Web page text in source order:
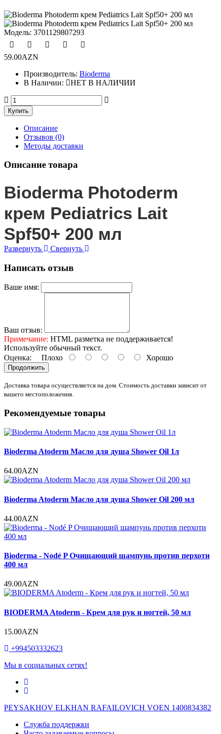
Модель: 3701129807293
59.00AZN
Производитель: Bioderma
В Наличии:
НЕТ В НАЛИЧИИ
Описание
Отзывов (0)
Методы доставки
Описание товара
Bioderma Photoderm
крем Pediatrics Lait
Spf50+ 200 мл
Развернуть Свернуть
Написать отзыв
Ваше имя:
Ваш отзыв:
Примечание: HTML разметка не поддерживается!
Используйте обычный текст.
Оценка: Плохо Хорошо
Продолжить
Доставка товара осуществляется на дом. Стоимость доставки зависит от
вашего местоположения.
Рекомендуемые товары
Bioderma Atoderm Масло для душа Shower Oil 1л
64.00AZN
Bioderma Atoderm Масло для душа Shower Oil 200 мл
44.00AZN
Bioderma - Nodé P Очищающий шампунь против перхоти
400 мл
49.00AZN
BIODERMA Atoderm - Крем для рук и ногтей, 50 мл
15.00AZN
+994503332623
Мы в социальных сетях!
PEYSAKHOV ELKHAN RAFAILOVICH VOEN 1400834382
Служба поддержки